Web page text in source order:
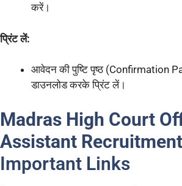
करें।
प्रिंट लें:
आवेदन की पुष्टि पृष्ठ (Confirmation
डाउनलोड करके प्रिंट लें।
Madras High Court
Assistant
Important Links